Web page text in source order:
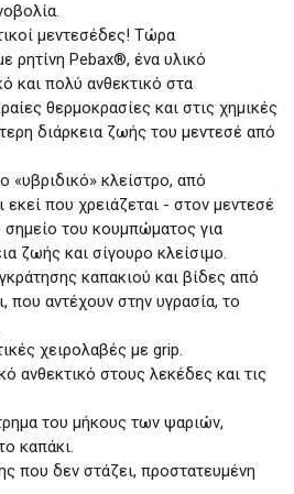
μεντεσέδες! Τώρα
ρητίνη Pebax®, ένα υλικό
και πολύ ανθεκτικό στα
θερμοκρασίες και στις χημικές
διάρκεια ζωής του μεντεσέ από
«υβριδικό» κλείστρο, από
εκεί που χρειάζεται - στον μεντεσέ
σημείο του κουμπώματος για
ζωής και σίγουρο κλείσιμο.
καπακιού και βίδες από
που αντέχουν στην υγρασία, το
χειρολαβές με grip.
ανθεκτικό στους λεκέδες και τις
του μήκους των ψαριών,
καπάκι.
που δεν στάζει, προστατευμένη